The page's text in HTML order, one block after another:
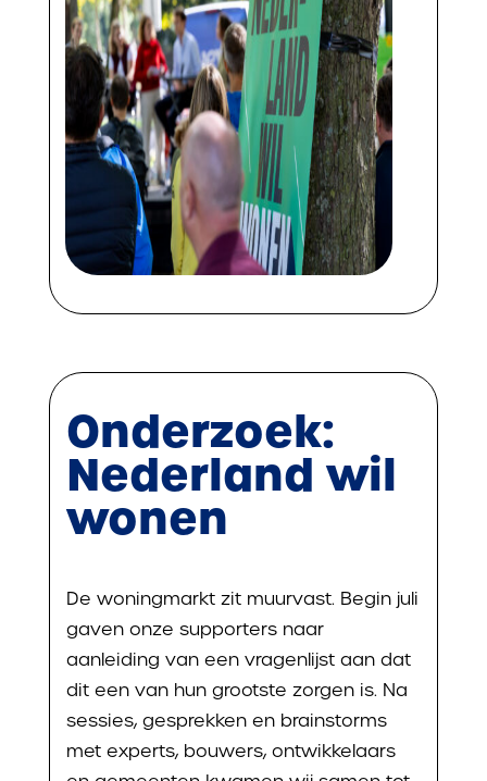
Onderzoek:
Nederland wil
wonen
De woningmarkt zit muurvast. Begin juli
gaven onze supporters naar
aanleiding van een vragenlijst aan dat
dit een van hun grootste zorgen is. Na
sessies, gesprekken en brainstorms
met experts, bouwers, ontwikkelaars